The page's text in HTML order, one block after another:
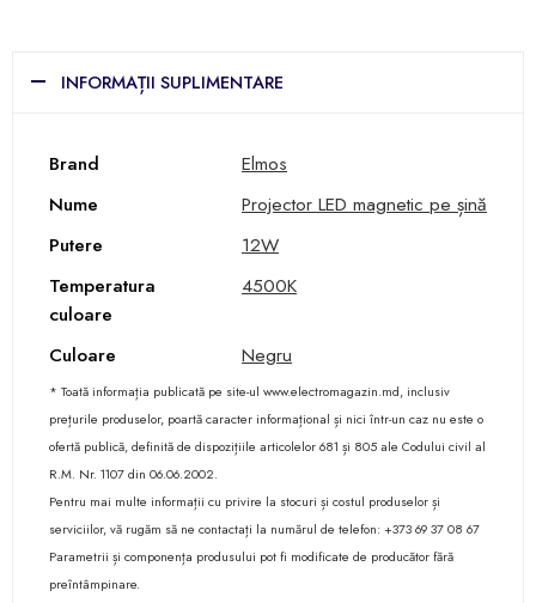
INFORMAȚII SUPLIMENTARE
Brand
Elmos
Nume
Projector LED magnetic pe șină
Putere
12W
Temperatura
culoare
4500K
Culoare Negru
* Toată informația publicată pe site-ul www.electromagazin.md, inclusiv
prețurile produselor, poartă caracter informațional și nici într-un caz nu este o
ofertă publică, definită de dispozițiile articolelor 681 și 805 ale Codului civil al
R.M. Nr. 1107 din 06.06.2002.
Pentru mai multe informații cu privire la stocuri și costul produselor și
serviciilor, vă rugăm să ne contactați la numărul de telefon: +373 69 37 08 67
Parametrii și componența produsului pot fi modificate de producător fără
preîntâmpinare.